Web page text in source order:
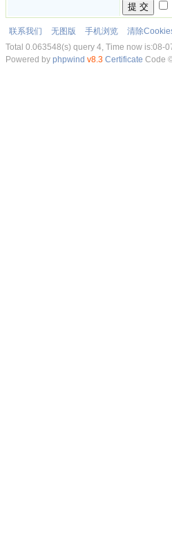
提 交
联系我们 无图版 手机浏览 清除
Total 0.063548(s) query 4, Time now is:08-
Powered by phpwind v8.3 Certificate Code